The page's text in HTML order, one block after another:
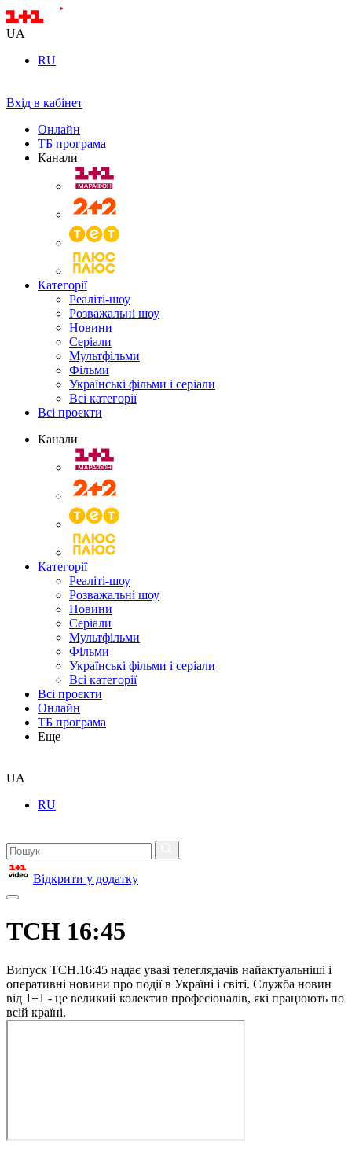
UA
RU
Вхід в кабінет
Онлайн
ТБ програма
Канали
Категорії
Реаліті-шоу
Розважальні шоу
Новини
Серіали
Мультфільми
Фільми
Українські фільми і серіали
Всі категорії
Всі проєкти
Канали
Категорії
Реаліті-шоу
Розважальні шоу
Новини
Серіали
Мультфільми
Фільми
Українські фільми і серіали
Всі категорії
Всі проєкти
Онлайн
ТБ програма
Еще
UA
RU
Відкрити у додатку
ТСН 16:45
Випуск ТСН.16:45 надає увазі телеглядачів найактуальніші і
оперативні новини про події в Україні і світі. Служба новин
від 1+1 - це великий колектив професіоналів, які працюють по
всій країні.